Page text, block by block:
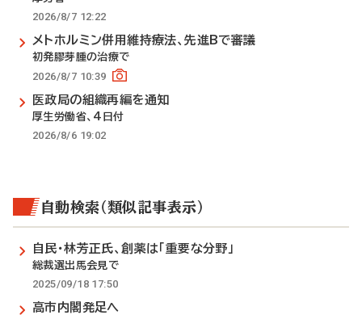
2026/8/7 12:22
メトホルミン併用維持療法、先進Bで審議
初発膠芽腫の治療で
2026/8/7 10:39
医政局の組織再編を通知
厚生労働省、4日付
2026/8/6 19:02
自動検索（類似記事表示）
自民・林芳正氏、創薬は「重要な分野」
総裁選出馬会見で
2025/09/18 17:50
高市内閣発足へ